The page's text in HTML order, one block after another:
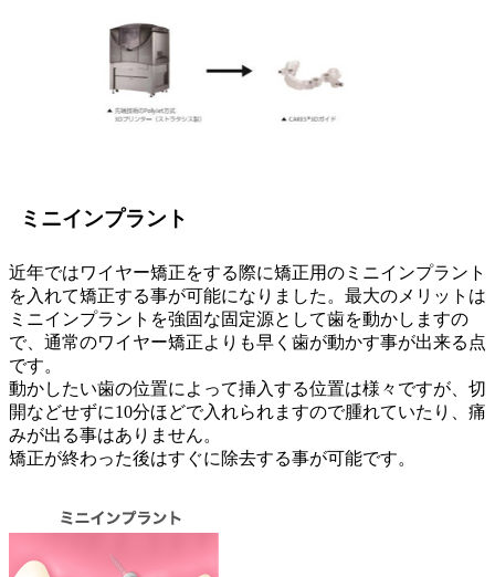
ミニインプラント
近年ではワイヤー矯正をする際に矯正用のミニインプラント
を入れて矯正する事が可能になりました。最大のメリットは
ミニインプラントを強固な固定源として歯を動かしますの
で、通常のワイヤー矯正よりも早く歯が動かす事が出来る点
です。
動かしたい歯の位置によって挿入する位置は様々ですが、切
開などせずに10分ほどで入れられますので腫れていたり、痛
みが出る事はありません。
矯正が終わった後はすぐに除去する事が可能です。